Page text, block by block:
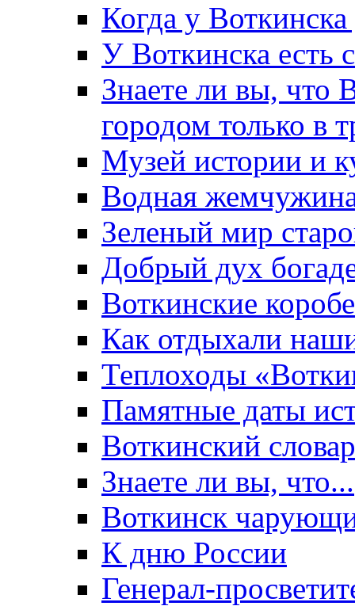
Когда у
У Воткинска есть
Знаете ли вы, что
городом только в
Музей истории и
Водная
Зеленый мир
Добрый дух
Воткинские
Как отдыхали
Теплоходы
Памятные даты
Воткинский
Знаете ли вы, что...
Воткинск
К дню России
Генерал-